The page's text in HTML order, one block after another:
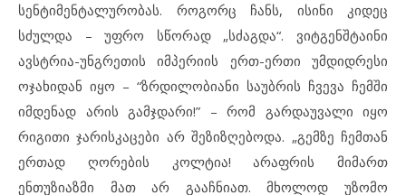
სენტიმენტალურობას. როგორც ჩანს, ისინი კიდეც
სძულდა – უფრო სწორად „სძაგდა“. ვიტგენშტაინი
ავსტრია-უნგრეთის იმპერიის ერთ-ერთი უმდიდრესი
ოჯახიდან იყო – “ზრდილობიანი საუბრის ჩვევა ჩემში
იმდენად არის გამჯდარი!” – რომ გარდაუვალი იყო
რიგითი ჯარისკაცები არ შეზიზღებოდა. „გემზე ჩემთან
ერთად ღორების კოლტია! არაფრის მიმართ
ენთუზიაზმი მათ არ გააჩნიათ. მხოლოდ უზომო